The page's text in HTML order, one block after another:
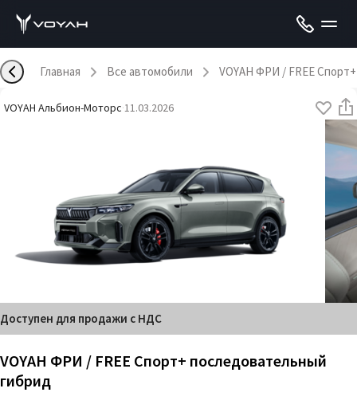
Главная Все автомобили VOYAH ФРИ / FREE
VOYAH Альбион-Моторс·11.03.2026
Доступен для продажи с НДС
VOYAH ФРИ / FREE Спорт+ последовательный
гибрид